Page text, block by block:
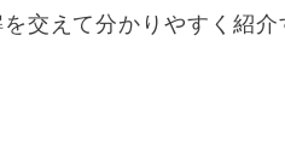
交えて分かりやすく紹介